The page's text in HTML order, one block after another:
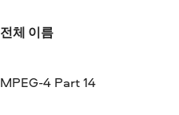
전체 이름
MPEG-4 Part 14